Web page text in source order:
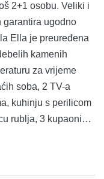
ugodno
Ella je preuređena
kamenih
za vrijeme
soba, 2 TV-a
kuhinju s perilicom
rublja, 3 kupaonice
uređajima na